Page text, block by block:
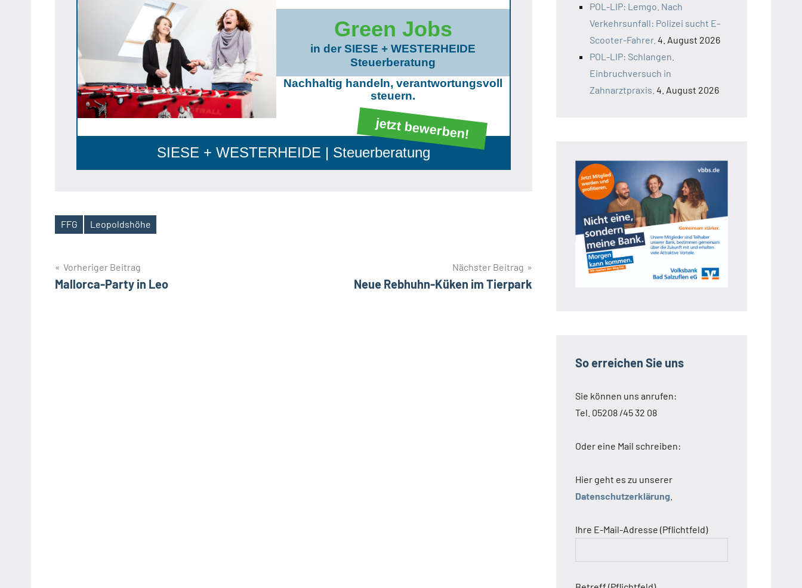
Green Jobs
in der SIESE + WESTERHEIDE
Steuerberatung
Nachhaltig handeln, verantwortungsvoll
steuern.
jetzt bewerben!
SIESE + WESTERHEIDE | Steuerberatung
Schlagwörter
FFG Leopoldshöhe
Beitragsnavigation
Vorheriger Beitrag
Mallorca-Party in Leo
Nächster Beitrag
Neue Rebhuhn-Küken im Tierpark
POL-LIP: Lemgo. Nach
Verkehrsunfall: Polizei sucht E-
Scooter-Fahrer. 4. August 2026
POL-LIP: Schlangen.
Einbruchversuch in
Zahnarztpraxis. 4. August 2026
So erreichen Sie uns
Sie können uns anrufen:
Tel. 05208 /45 32 08
Oder eine Mail schreiben:
Hier geht es zu unserer
Datenschutzerklärung
Ihre E-Mail-Adresse (Pflichtfeld)